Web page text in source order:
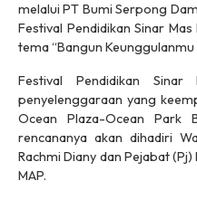
melalui PT Bumi Serpong
Festival Pendidikan Sinar
tema “Bangun
Festival Pendidikan
penyelenggaraan yang
Ocean Plaza-Ocean
rencananya akan dihadiri
Rachmi Diany dan Pejabat
MAP.